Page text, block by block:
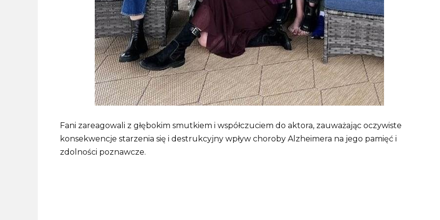
Fani zareagowali z głębokim smutkiem i współczuciem do aktora, zauważając oczywiste
konsekwencje starzenia się i destrukcyjny wpływ choroby Alzheimera na jego pamięć i
zdolności poznawcze.